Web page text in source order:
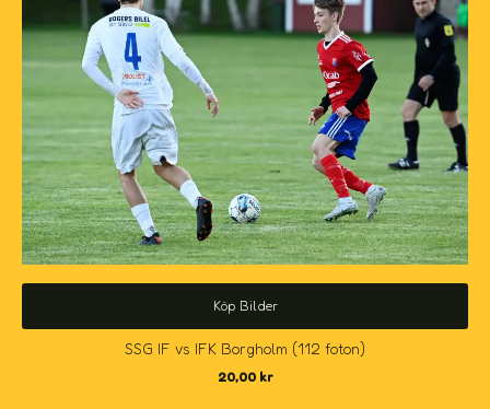
Köp Bilder
SSG IF vs IFK Borgholm (112 foton)
20,00 kr